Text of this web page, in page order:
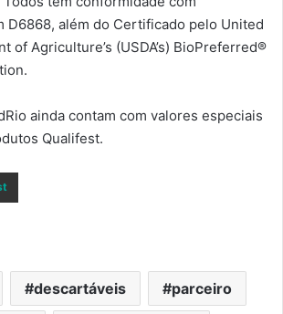
D6868, além do Certificado pelo United
of Agriculture’s (USDA’s) BioPreferred®
ainda contam com valores especiais
Qualifest.
descartáveis parceiro